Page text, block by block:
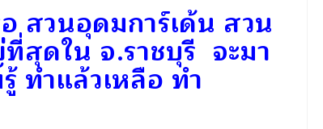
วนอุดมการ์เด้น สวน
สุดใน จ.ราชบุรี จะมา
ทำแล้วเหลือ ทำ